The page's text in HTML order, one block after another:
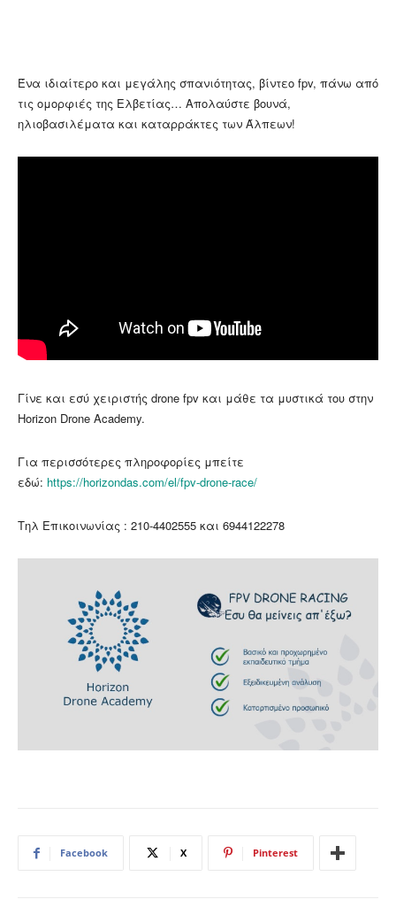
Ένα ιδιαίτερο και μεγάλης σπανιότητας, βίντεο fpv, πάνω από
τις ομορφιές της Ελβετίας… Απολαύστε βουνά,
ηλιοβασιλέματα και καταρράκτες των Άλπεων!
Γίνε και εσύ χειριστής drone fpv και μάθε τα μυστικά του στην
Horizon Drone Academy.
Για περισσότερες πληροφορίες μπείτε
εδώ: https://horizondas.com/el/fpv-drone-race/
Τηλ Επικοινωνίας : 210-4402555 και 6944122278
Facebook X Pinterest